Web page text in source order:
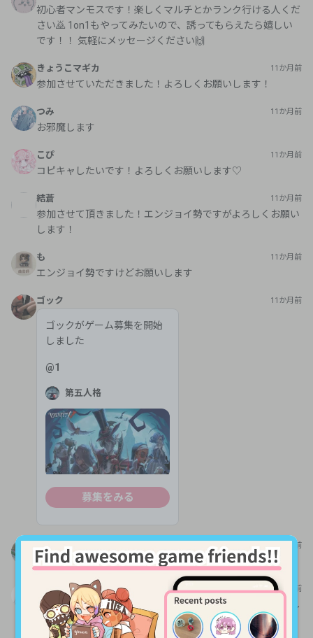
初心者マンモスです！楽しくマルチとかランク行ける人くだ
さい🙇 1on1もやってみたいので、誘ってもらえたら嬉しい
です！！ 気軽にメッセージください🙌
きょうこマギカ 11か月前
参加させていただきました！よろしくお願いします！
つみ 11か月前
お邪魔します
こぴ 11か月前
コピキャしたいです！よろしくお願いします♡
結蒼 11か月前
参加させて頂きました！エンジョイ勢ですがよろしくお願い
します！
も 11か月前
エンジョイ勢ですけどお願いします
ゴック 11か月前
ゴックがゲーム募集を開始
しました
@1
第五人格
募集をみる
11か月前
お邪魔しますよろしくお願いします
れぃ 11か月前
はじめまして！！参加させて頂きました！よろしくお願いし
ます🙇‍♀️